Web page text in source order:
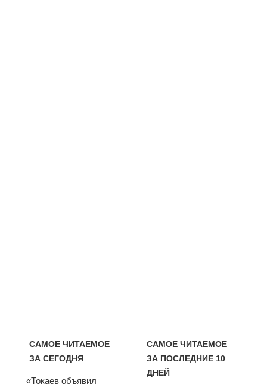
САМОЕ ЧИТАЕМОЕ
ЗА СЕГОДНЯ
«Токаев объявил
САМОЕ ЧИТАЕМОЕ
ЗА ПОСЛЕДНИЕ 10
ДНЕЙ